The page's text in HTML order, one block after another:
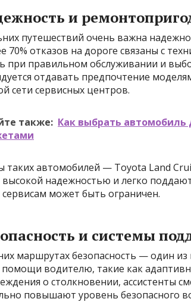
и
путешествий очень важна
70% отказов на дороге связаны с
при правильном обслуживании и
отдавать предпочтение
сети сервисных центров.
также: Как выбрать автомобиль
автомобилей — Toyota Land
высокой надежностью и легко
сервисам может быть ограничен.
и системы
маршрутах безопасность — один
водителю, такие как
о столкновении, ассистенты
повышают уровень безопасного